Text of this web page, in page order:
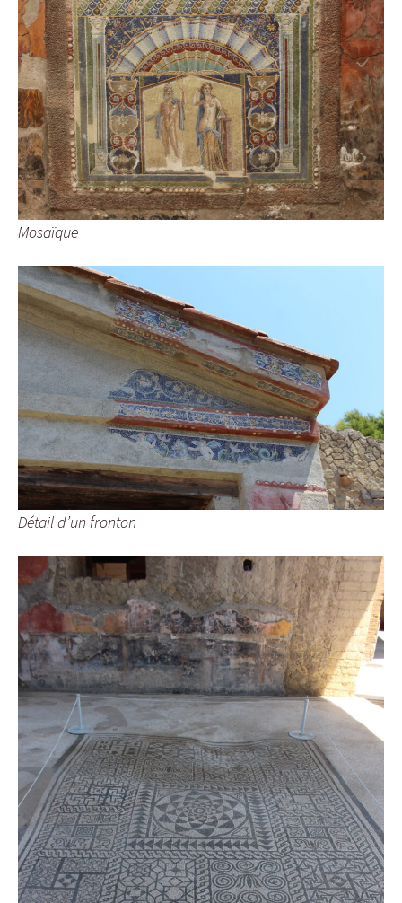
Mosaïque
Détail d’un fronton